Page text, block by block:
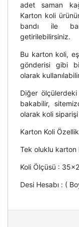
adet saman
Karton koli
bandı ile
getirilebilirsiniz.
Bu karton koli,
gönderisi gibi
olarak
Diğer ölçülerdeki
bakabilir,
olarak koli
Karton Koli
Tek oluklu karton
Koli Ölçüsü :
Desi Hesabı : (